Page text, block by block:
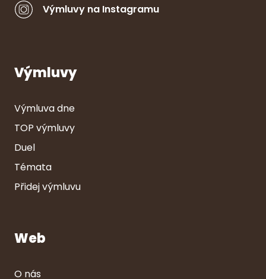
Výmluvy na Instagramu
Výmluvy
Výmluva dne
TOP výmluvy
Duel
Témata
Přidej výmluvu
Web
O nás